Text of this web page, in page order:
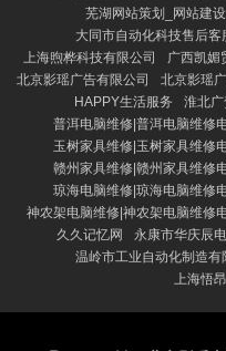
芜湖网站策划_网站建
大同市自动化科技售后客
上海煦桦科技有限公司
广西凯媚
北京影瑶广告有限公司
北京影瑶
HAPPY生活服务
淮北
普洱电脑维修|普洱电脑维修
玉树家具维修|玉树家具维修
赣州家具维修|赣州家具维修
琼海电脑维修|琼海电脑维修
神农架电脑维修|神农架电脑维修
久久记忆网
永康市华庆辰
温岭市工业自动化制造有
上海悟